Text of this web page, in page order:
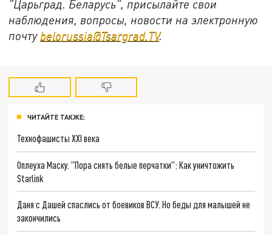
"Царьград. Беларусь", присылайте свои
наблюдения, вопросы, новости на электронную
почту belorussia@Tsargrad.TV.
ЧИТАЙТЕ ТАКЖЕ:
Технофашисты XXI века
Оплеуха Маску. "Пора снять белые перчатки": Как уничтожить
Starlink
Даня с Дашей спаслись от боевиков ВСУ. Но беды для малышей не
закончились